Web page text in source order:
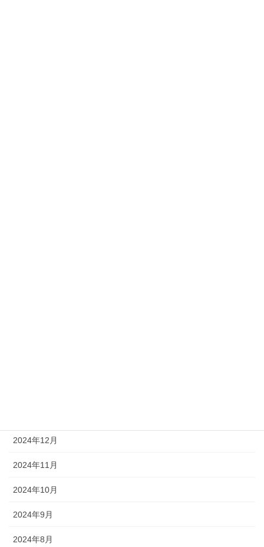
2024年12月
2024年11月
2024年10月
2024年9月
2024年8月